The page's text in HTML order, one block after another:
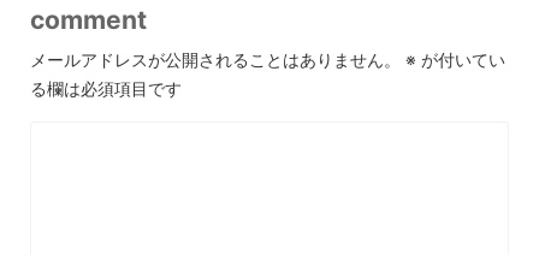
comment
メールアドレスが公開されることはありません。 ※ が付いてい
る欄は必須項目です